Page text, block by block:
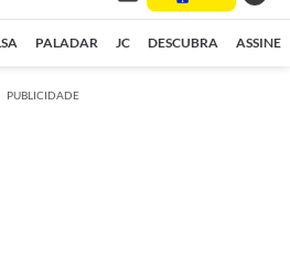
PALADAR JC DESCUBRA ASSINE
PUBLICIDADE